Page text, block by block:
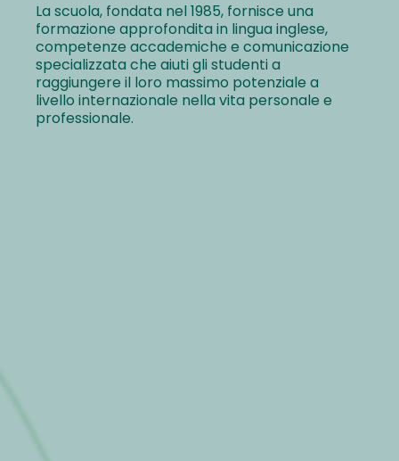
La scuola, fondata nel 1985, fornisce una
formazione approfondita in lingua inglese,
competenze accademiche e comunicazione
specializzata che aiuti gli studenti a
raggiungere il loro massimo potenziale a
livello internazionale nella vita personale e
professionale.